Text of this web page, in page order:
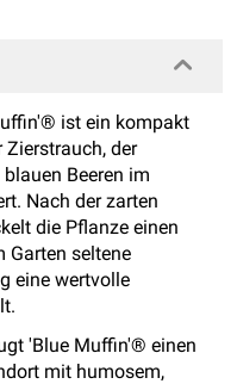
ist ein kompakt
Zierstrauch, der
Beeren im
Nach der zarten
die Pflanze einen
Garten seltene
eine wertvolle
'Blue Muffin'® einen
mit humosem,